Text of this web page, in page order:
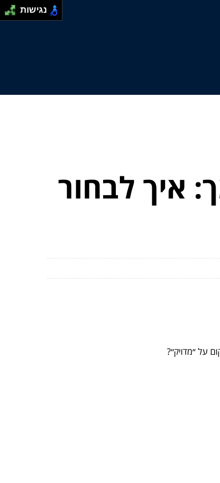
איך לבחור
על ״מדויק״?
נגישות